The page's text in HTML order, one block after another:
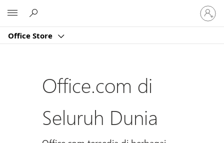
Office Store
Masuk
ke
akun
Office.com di
Seluruh Dunia